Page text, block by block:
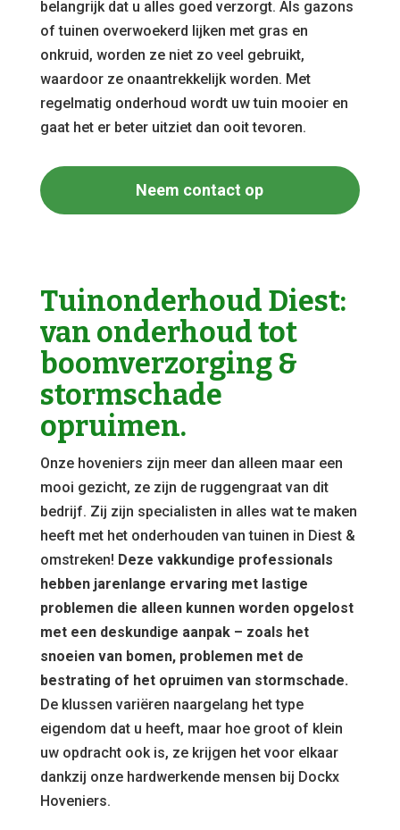
belangrijk dat u alles goed verzorgt. Als gazons
of tuinen overwoekerd lijken met gras en
onkruid, worden ze niet zo veel gebruikt,
waardoor ze onaantrekkelijk worden. Met
regelmatig onderhoud wordt uw tuin mooier en
gaat het er beter uitziet dan ooit tevoren.
Neem contact op
Tuinonderhoud Diest:
van onderhoud tot
boomverzorging &
stormschade
opruimen.
Onze hoveniers zijn meer dan alleen maar een
mooi gezicht, ze zijn de ruggengraat van dit
bedrijf. Zij zijn specialisten in alles wat te maken
heeft met het onderhouden van tuinen in Diest &
omstreken! Deze vakkundige professionals
hebben jarenlange ervaring met lastige
problemen die alleen kunnen worden opgelost
met een deskundige aanpak – zoals het
snoeien van bomen, problemen met de
bestrating of het opruimen van stormschade.
De klussen variëren naargelang het type
eigendom dat u heeft, maar hoe groot of klein
uw opdracht ook is, ze krijgen het voor elkaar
dankzij onze hardwerkende mensen bij Dockx
Hoveniers.